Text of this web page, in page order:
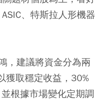
、特斯拉人形機器
，建議將資金分為兩
獲取穩定收益，30%
根據市場變化定期調